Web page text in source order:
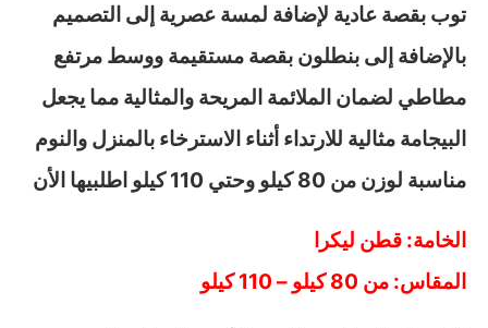
توب بقصة عادية لإضافة لمسة عصرية إلى التصميم
بالإضافة إلى بنطلون بقصة مستقيمة ووسط مرتفع
مطاطي لضمان الملائمة المريحة والمثالية مما يجعل
البيجامة مثالية للارتداء أثناء الاسترخاء بالمنزل والنوم
مناسبة لوزن من 80 كيلو وحتي 110 كيلو اطلبيها الأن
الخامة: قطن ليكرا
المقاس: من 80 كيلو – 110 كيلو